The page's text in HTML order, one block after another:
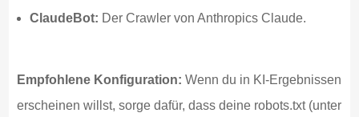
ClaudeBot: Der Crawler von Anthropics Claude.
Empfohlene Konfiguration: Wenn du in KI-Ergebnissen
erscheinen willst, sorge dafür, dass deine robots.txt (unter